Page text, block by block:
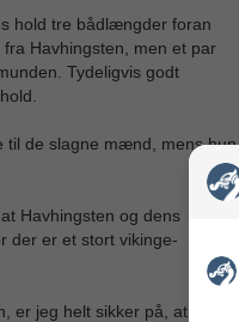
hold tre bådlængder foran
Havhingsten, men et par
Tydeligvis godt
til de slagne mænd, mens hun
Havhingsten og dens
der er et stort vikinge-
er jeg helt sikker på, at jeg